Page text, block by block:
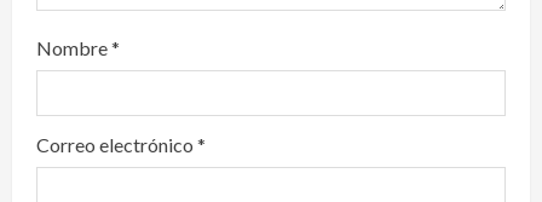
Nombre*
Correo electrónico *